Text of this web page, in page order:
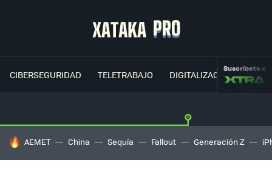
CIBERSEGURIDAD TELETRABAJO DIGITALIZACIÓNSuscríbete a
HOY SE HABLA DE
AEMET China Sequía Fallout Generación Z